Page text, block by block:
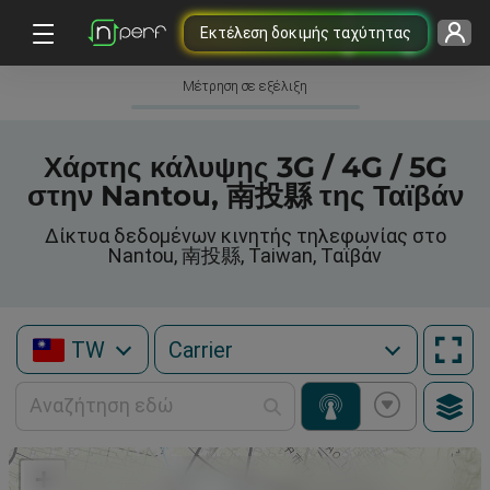
Εκτέλεση δοκιμής ταχύτητας
Μέτρηση σε εξέλιξη
Χάρτης κάλυψης 3G / 4G / 5G
στην Nantou, 南投縣 της Ταϊβάν
Δίκτυα δεδομένων κινητής τηλεφωνίας στο
Nantou, 南投縣, Taiwan, Ταϊβάν
TW